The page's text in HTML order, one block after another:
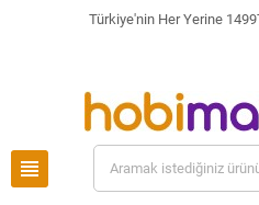
Türkiye'nin Her Yerine
view_headline